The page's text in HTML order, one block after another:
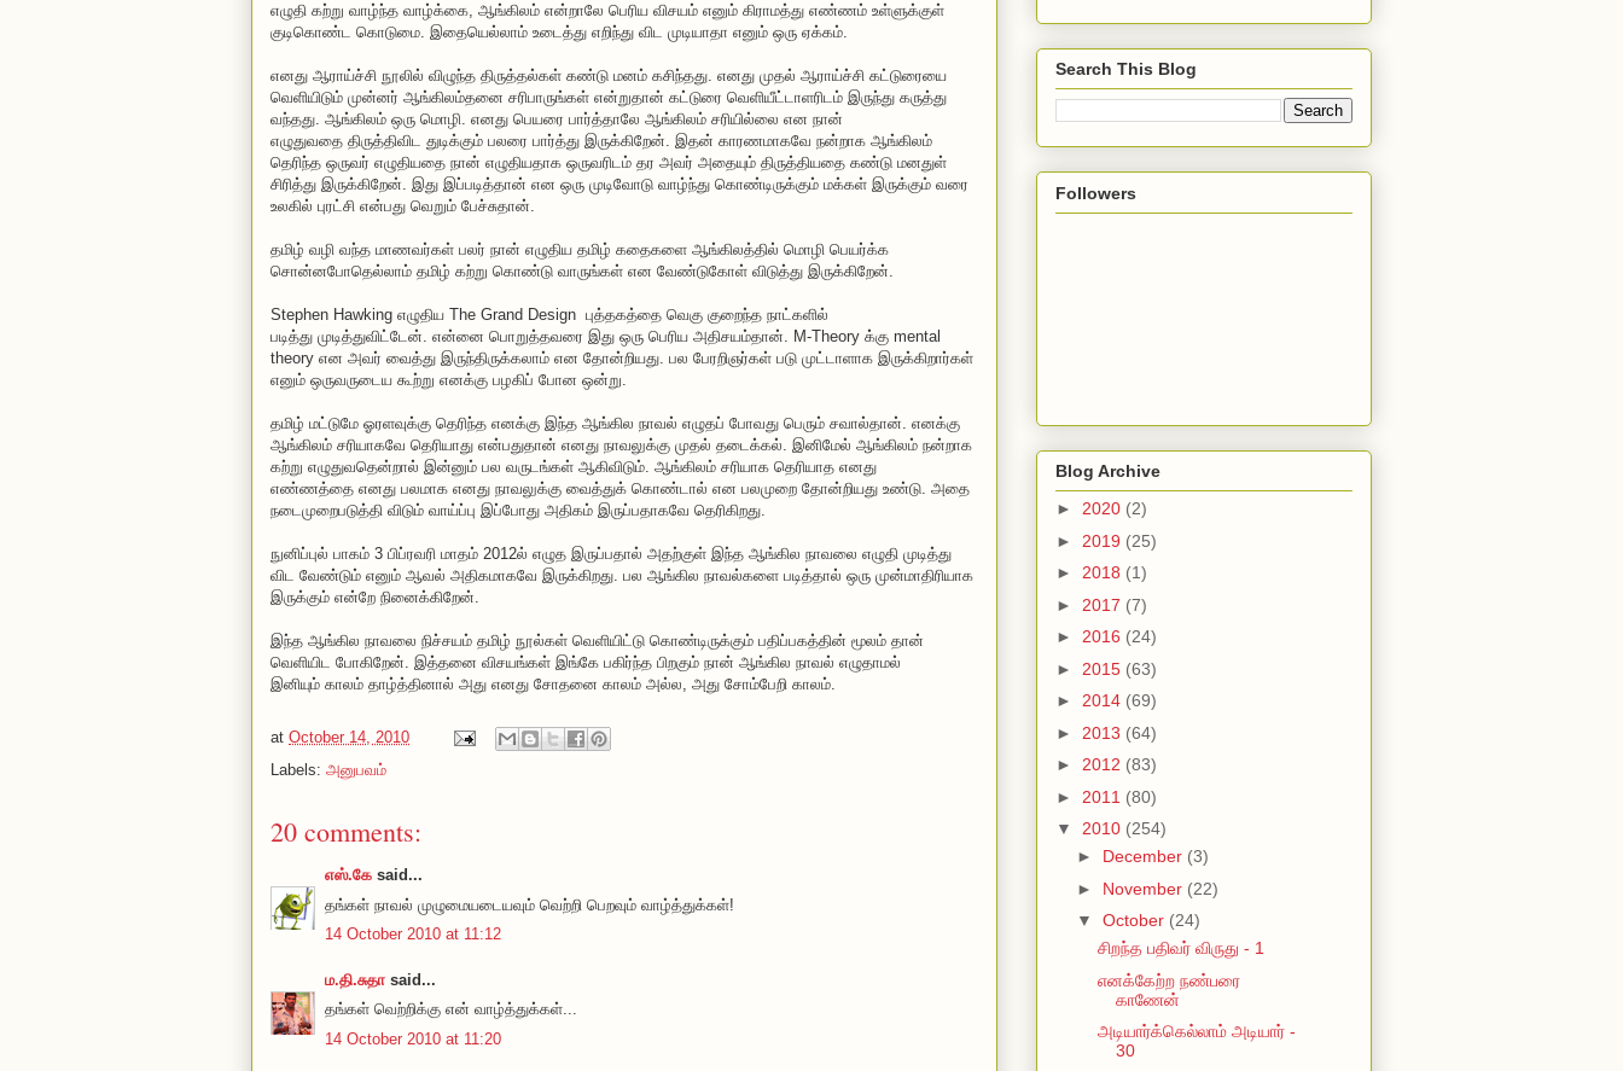
எழுதி கற்று வாழ்ந்த வாழ்க்கை, ஆங்கிலம் என்றாலே பெரிய விசயம் எனும் கிராமத்து எண்ணம் உள்ளுக்குள்
குடிகொண்ட கொடுமை. இதையெல்லாம் உடைத்து எறிந்து விட முடியாதா எனும் ஒரு ஏக்கம்.
எனது ஆராய்ச்சி நூலில் விழுந்த திருத்தல்கள் கண்டு மனம் கசிந்தது. எனது முதல் ஆராய்ச்சி கட்டுரையை
வெளியிடும் முன்னர் ஆங்கிலம்தனை சரிபாருங்கள் என்றுதான் கட்டுரை வெளியீட்டாளரிடம் இருந்து கருத்து
வந்தது. ஆங்கிலம் ஒரு மொழி. எனது பெயரை பார்த்தாலே ஆங்கிலம் சரியில்லை என நான்
எழுதுவதை திருத்திவிட துடிக்கும் பலரை பார்த்து இருக்கிறேன். இதன் காரணமாகவே நன்றாக ஆங்கிலம்
தெரிந்த ஒருவர் எழுதியதை நான் எழுதியதாக ஒருவரிடம் தர அவர் அதையும் திருத்தியதை கண்டு மனதுள்
சிரித்து இருக்கிறேன். இது இப்படித்தான் என ஒரு முடிவோடு வாழ்ந்து கொண்டிருக்கும் மக்கள் இருக்கும் வரை
உலகில் புரட்சி என்பது வெறும் பேச்சுதான்.
தமிழ் வழி வந்த மாணவர்கள் பலர் நான் எழுதிய தமிழ் கதைகளை ஆங்கிலத்தில் மொழி பெயர்க்க
சொன்னபோதெல்லாம் தமிழ் கற்று கொண்டு வாருங்கள் என வேண்டுகோள் விடுத்து இருக்கிறேன்.
Stephen Hawking எழுதிய The Grand Design புத்தகத்தை வெகு குறைந்த நாட்களில்
படித்து முடித்துவிட்டேன். என்னை பொறுத்தவரை இது ஒரு பெரிய அதிசயம்தான். M-Theory க்கு mental
theory என அவர் வைத்து இருந்திருக்கலாம் என தோன்றியது. பல பேரறிஞர்கள் படு முட்டாளாக இருக்கிறார்கள்
எனும் ஒருவருடைய கூற்று எனக்கு பழகிப் போன ஒன்று.
தமிழ் மட்டுமே ஓரளவுக்கு தெரிந்த எனக்கு இந்த ஆங்கில நாவல் எழுதப் போவது பெரும் சவால்தான். எனக்கு
ஆங்கிலம் சரியாகவே தெரியாது என்பதுதான் எனது நாவலுக்கு முதல் தடைக்கல். இனிமேல் ஆங்கிலம் நன்றாக
கற்று எழுதுவதென்றால் இன்னும் பல வருடங்கள் ஆகிவிடும். ஆங்கிலம் சரியாக தெரியாத எனது
எண்ணத்தை எனது பலமாக எனது நாவலுக்கு வைத்துக் கொண்டால் என பலமுறை தோன்றியது உண்டு. அதை
நடைமுறைபடுத்தி விடும் வாய்ப்பு இப்போது அதிகம் இருப்பதாகவே தெரிகிறது.
நுனிப்புல் பாகம் 3 பிப்ரவரி மாதம் 2012ல் எழுத இருப்பதால் அதற்குள் இந்த ஆங்கில நாவலை எழுதி முடித்து
விட வேண்டும் எனும் ஆவல் அதிகமாகவே இருக்கிறது. பல ஆங்கில நாவல்களை படித்தால் ஒரு முன்மாதிரியாக
இருக்கும் என்றே நினைக்கிறேன்.
இந்த ஆங்கில நாவலை நிச்சயம் தமிழ் நூல்கள் வெளியிட்டு கொண்டிருக்கும் பதிப்பகத்தின் மூலம் தான்
வெளியிட போகிறேன். இத்தனை விசயங்கள் இங்கே பகிர்ந்த பிறகும் நான் ஆங்கில நாவல் எழுதாமல்
இனியும் காலம் தாழ்த்தினால் அது எனது சோதனை காலம் அல்ல, அது சோம்பேறி காலம்.
at October 14, 2010
Labels: அனுபவம்
20 comments:
எஸ்.கே said...
தங்கள் நாவல் முழுமையடையவும் வெற்றி பெறவும் வாழ்த்துக்கள்!
14 October 2010 at 11:12
ம.தி.சுதா said...
தங்கள் வெற்றிக்கு என் வாழ்த்துக்கள்...
14 October 2010 at 11:20
Search This Blog
Followers
Blog Archive
► 2020 (2)
► 2019 (25)
► 2018 (1)
► 2017 (7)
► 2016 (24)
► 2015 (63)
► 2014 (69)
► 2013 (64)
► 2012 (83)
► 2011 (80)
▼ 2010 (254)
► December (3)
► November (22)
▼ October (24)
சிறந்த பதிவர் விருது - 1
எனக்கேற்ற நண்பரை
காணேன்
அடியார்க்கெல்லாம் அடியார் -
30